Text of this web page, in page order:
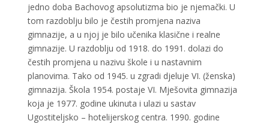
jedno doba Bachovog apsolutizma bio je njemački. U
tom razdoblju bilo je čestih promjena naziva
gimnazije, a u njoj je bilo učenika klasične i realne
gimnazije. U razdoblju od 1918. do 1991. dolazi do
čestih promjena u nazivu škole i u nastavnim
planovima. Tako od 1945. u zgradi djeluje VI. (ženska)
gimnazija. Škola 1954. postaje VI. Mješovita gimnazija
koja je 1977. godine ukinuta i ulazi u sastav
Ugostiteljsko – hotelijerskog centra. 1990. godine